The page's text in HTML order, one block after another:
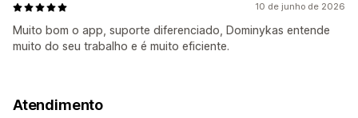
10 de junho de 2026
Muito bom o app, suporte diferenciado, Dominykas entende
muito do seu trabalho e é muito eficiente.
Atendimento